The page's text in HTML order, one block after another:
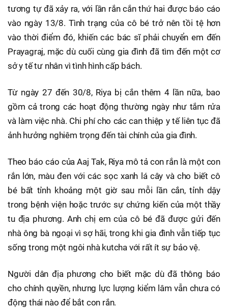
tương tự đã xảy ra, với lần rắn cắn thứ hai được báo cáo
vào ngày 13/8. Tình trạng của cô bé trở nên tồi tệ hơn
vào thời điểm đó, khiến các bác sĩ phải chuyển em đến
Prayagraj, mặc dù cuối cùng gia đình đã tìm đến một cơ
sở y tế tư nhân vì tình hình cấp bách.
Từ ngày 27 đến 30/8, Riya bị cắn thêm 4 lần nữa, bao
gồm cả trong các hoạt động thường ngày như tắm rửa
và làm việc nhà. Chi phí cho các can thiệp y tế liên tục đã
ảnh hưởng nghiêm trọng đến tài chính của gia đình.
Theo báo cáo của Aaj Tak, Riya mô tả con rắn là một con
rắn lớn, màu đen với các sọc xanh lá cây và cho biết cô
bé bất tỉnh khoảng một giờ sau mỗi lần cắn, tỉnh dậy
trong bệnh viện hoặc trước sự chứng kiến của một thầy
tu địa phương. Anh chị em của cô bé đã được gửi đến
nhà ông bà ngoại vì sợ hãi, trong khi gia đình vẫn tiếp tục
sống trong một ngôi nhà kutcha với rất ít sự bảo vệ.
Người dân địa phương cho biết mặc dù đã thông báo
cho chính quyền, nhưng lực lượng kiểm lâm vẫn chưa có
động thái nào để bắt con rắn.